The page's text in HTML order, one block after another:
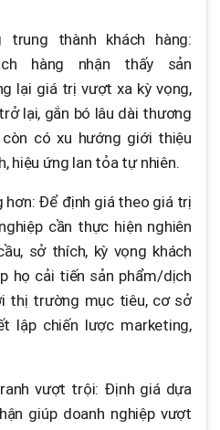
trung thành khách hàng:
hàng nhận thấy sản
lại giá trị vượt xa kỳ vọng,
lại, gắn bó lâu dài thương
còn có xu hướng giới thiệu
hiệu ứng lan tỏa tự nhiên.
hơn: Để định giá theo giá trị
cần thực hiện nghiên
sở thích, kỳ vọng khách
họ cải tiến sản phẩm/dịch
thị trường mục tiêu, cơ sở
lập chiến lược marketing,
vượt trội: Định giá dựa
giúp doanh nghiệp vượt